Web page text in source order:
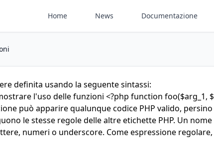
Home News Documentazione
definita usando la seguente sintassi:
l'uso delle funzioni <?php function
può apparire qualunque codice PHP valido,
le stesse regole delle altre etichette PHP. Un
numeri o underscore. Come espressione